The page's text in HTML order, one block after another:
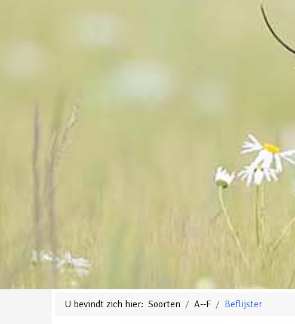
U bevindt zich hier: Soorten A--F Beflijster